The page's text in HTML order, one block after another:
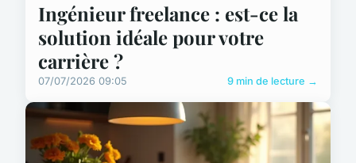
Ingénieur freelance : est-ce la
solution idéale pour votre
carrière ?
07/07/2026 09:05 9 min de lecture →